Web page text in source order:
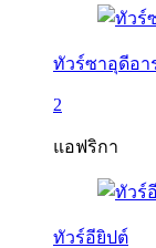
ทัวร์ซาอุดีอา
2
แอฟริกา
ทัวร์อียิปต์